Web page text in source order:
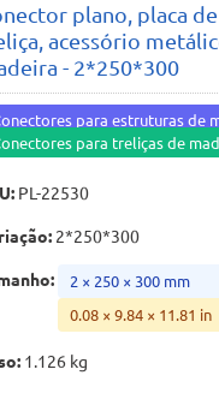
plano, placa
acessório
- 2*250*300
para estruturas de
para treliças de
: PL-22530
: 2*250*300
:
2 × 250 × 300 mm
0.08 × 9.84 × 11.81 in
: 1.126 kg